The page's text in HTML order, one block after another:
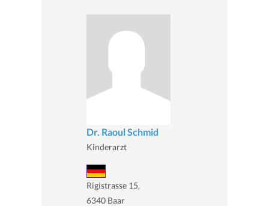
Dr. Raoul Schmid
Kinderarzt
Rigistrasse 15,
6340 Baar